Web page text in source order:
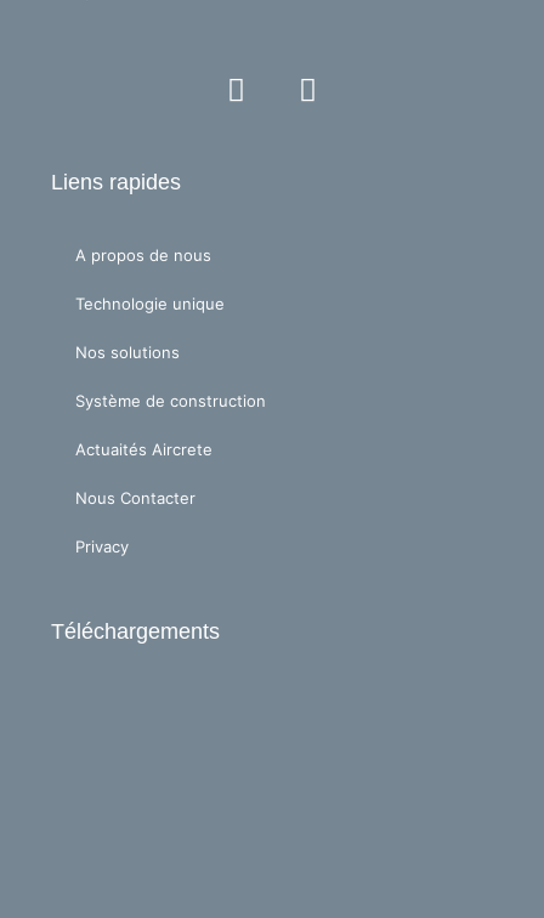
Y
o
L
i
Liens rapides
A propos de nous
Technologie unique
Nos solutions
Système de construction
Actuaités Aircrete
Nous Contacter
Privacy
Téléchargements